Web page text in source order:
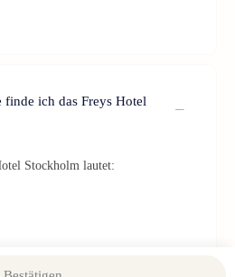
finde ich das Freys Hotel
Stockholm lautet: